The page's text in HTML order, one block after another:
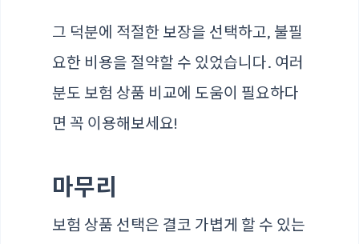
그 덕분에 적절한 보장을 선택하고, 불필
요한 비용을 절약할 수 있었습니다. 여러
분도 보험 상품 비교에 도움이 필요하다
면 꼭 이용해보세요!
마무리
보험 상품 선택은 결코 가볍게 할 수 있는